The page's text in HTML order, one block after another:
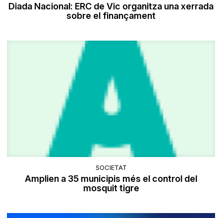
Diada Nacional: ERC de Vic organitza una xerrada
sobre el finançament
SOCIETAT
Amplien a 35 municipis més el control del
mosquit tigre